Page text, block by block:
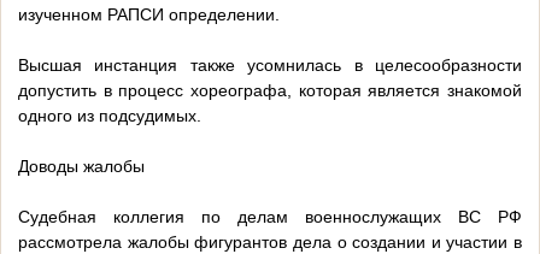
изученном РАПСИ определении.
Высшая инстанция также усомнилась в целесообразности
допустить в процесс хореографа, которая является знакомой
одного из подсудимых.
Доводы жалобы
Судебная коллегия по делам военнослужащих ВС РФ
рассмотрела жалобы фигурантов дела о создании и участии в